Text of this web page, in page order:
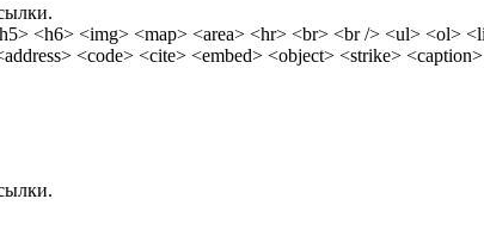
<dl> <dt> <dd> <table> <tr> <td> <em> <b> <u>
<del> <ins> <sub> <sup> <quote> <blockquote> <pre> <address> <code> <cite> <embed> <object> <strike> <caption>